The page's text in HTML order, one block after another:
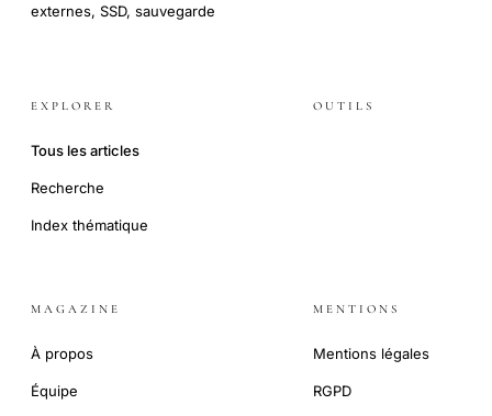
externes, SSD, sauvegarde
EXPLORER
Tous les articles
Recherche
Index thématique
OUTILS
MAGAZINE
À propos
Équipe
MENTIONS
Mentions légales
RGPD